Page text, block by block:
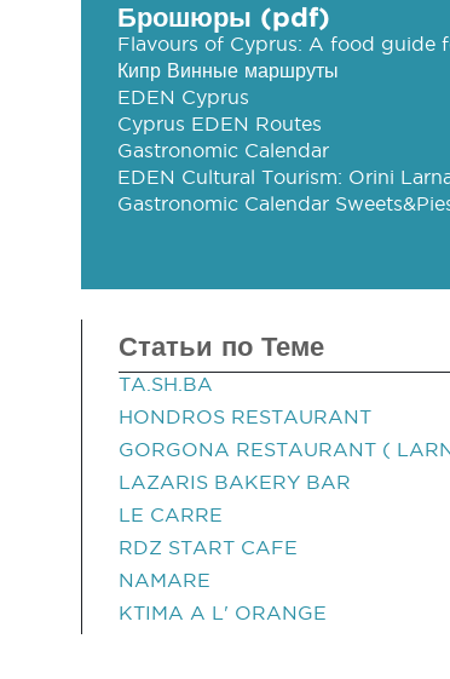
Брошюры (pdf)
Flavours of Cyprus: A food guide
Кипр Винные маршруты
EDEN Cyprus
Cyprus EDEN Routes
Gastronomic Calendar
EDEN Cultural Tourism: Orini
Gastronomic Calendar
Статьи по Теме
TA.SH.BA
HONDROS RESTAURANT
GORGONA RESTAURANT (
LAZARIS BAKERY BAR
LE CARRE
RDZ START CAFE
NAMARE
KTIMA A L' ORANGE